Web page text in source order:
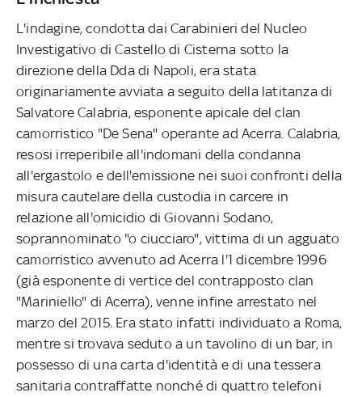
L'indagine, condotta dai Carabinieri del Nucleo
Investigativo di Castello di Cisterna sotto la
direzione della Dda di Napoli, era stata
originariamente avviata a seguito della latitanza di
Salvatore Calabria, esponente apicale del clan
camorristico "De Sena" operante ad Acerra. Calabria,
resosi irreperibile all'indomani della condanna
all'ergastolo e dell'emissione nei suoi confronti della
misura cautelare della custodia in carcere in
relazione all'omicidio di Giovanni Sodano,
soprannominato "o ciucciaro", vittima di un agguato
camorristico avvenuto ad Acerra l'1 dicembre 1996
(già esponente di vertice del contrapposto clan
"Mariniello" di Acerra), venne infine arrestato nel
marzo del 2015. Era stato infatti individuato a Roma,
mentre si trovava seduto a un tavolino di un bar, in
possesso di una carta d'identità e di una tessera
sanitaria contraffatte nonché di quattro telefoni